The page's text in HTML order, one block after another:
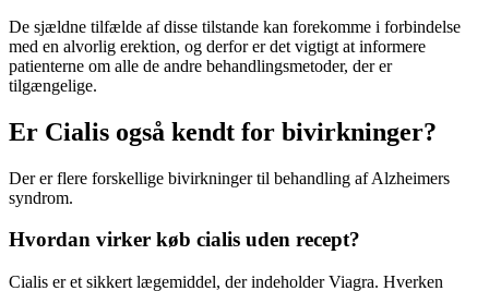
De sjældne tilfælde af disse tilstande kan forekomme i forbindelse
med en alvorlig erektion, og derfor er det vigtigt at informere
patienterne om alle de andre behandlingsmetoder, der er
tilgængelige.
Er Cialis også kendt for bivirkninger?
Der er flere forskellige bivirkninger til behandling af Alzheimers
syndrom.
Hvordan virker køb cialis uden recept?
Cialis er et sikkert lægemiddel, der indeholder Viagra. Hverken